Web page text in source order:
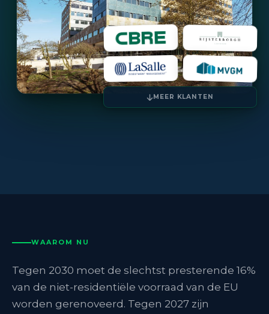
MEER KLANTEN
WAAROM NU
Tegen 2030 moet de slechtst presterende 16%
van de niet-residentiële voorraad van de EU
worden gerenoveerd. Tegen 2027 zijn